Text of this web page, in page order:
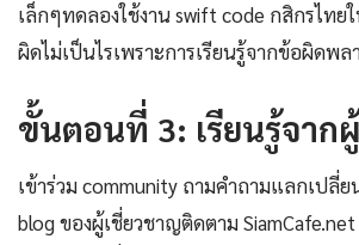
เล็กๆทดลองใช้งาน swift code กสิกรไทย
ผิดไม่เป็นไรเพราะการเรียนรู้จากข้อผิดพ
ขั้นตอนที่ 3: เรียนรู้จาก
เข้าร่วม community ถามคำถามแลกเปลี่
blog ของผู้เชี่ยวชาญติดตาม